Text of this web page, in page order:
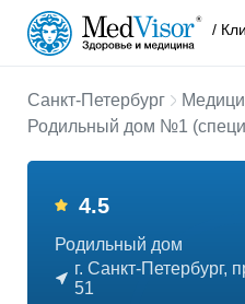
/
Санкт-Петербург
Родильный дом №1
4.5
Родильный дом
г. Санкт-
51